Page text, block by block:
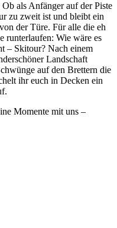
als Anfänger auf der Piste
zu zweit ist und bleibt ein
der Türe. Für alle die eh
runterlaufen: Wie wäre es
– Skitour? Nach einem
Landschaft
auf den Brettern die
ihr euch in Decken ein
Momente mit uns –